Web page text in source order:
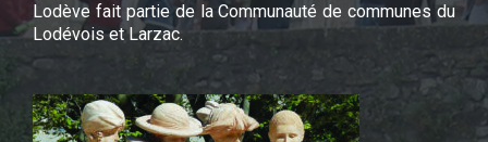
Lodève fait partie de la Communauté de communes du
Lodévois et Larzac.